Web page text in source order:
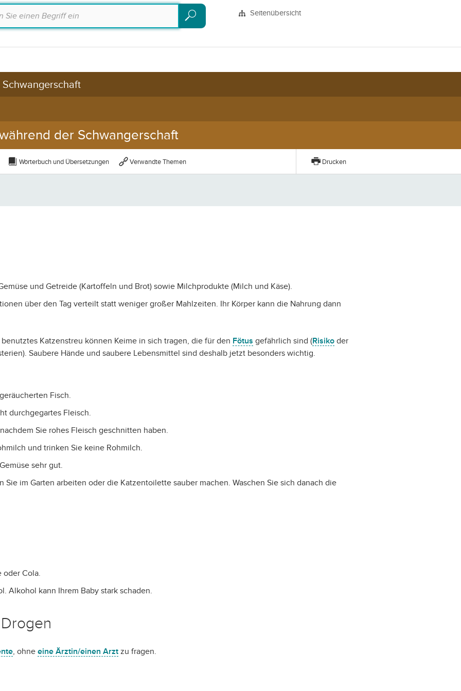
Suchen
Suchen
Seitenübersicht
der Schwangerschaft
Wörterbuch und Übersetzungen Verwandte Themen Drucken
und Getreide (Kartoffeln und Brot) sowie Milchprodukte (Milch und Käse).
über den Tag verteilt statt weniger großer Mahlzeiten. Ihr Körper kann die Nahrung dann
Katzenstreu können Keime in sich tragen, die für den Fötus gefährlich sind (Risiko der
Saubere Hände und saubere Lebensmittel sind deshalb jetzt besonders wichtig.
Fisch.
durchgegartes Fleisch.
Sie rohes Fleisch geschnitten haben.
und trinken Sie keine Rohmilch.
sehr gut.
Sie im Garten arbeiten oder die Katzentoilette sauber machen. Waschen Sie sich danach die
oder Cola.
Alkohol kann Ihrem Baby stark schaden.
, ohne eine Ärztin/einen Arzt zu fragen.